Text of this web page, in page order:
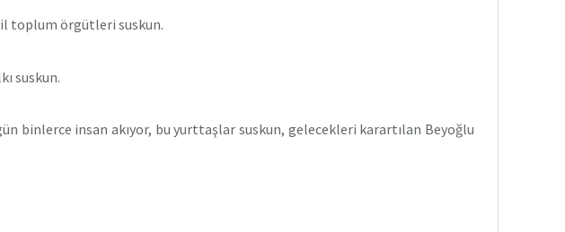
toplum örgütleri suskun.
suskun.
binlerce insan akıyor, bu yurttaşlar suskun, gelecekleri karartılan Beyoğlu